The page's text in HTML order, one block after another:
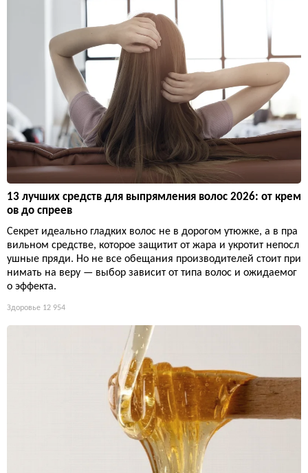
13 лучших средств для выпрямления волос 2026: от крем
ов до спреев
Секрет идеально гладких волос не в дорогом утюжке, а в пра
вильном средстве, которое защитит от жара и укротит непосл
ушные пряди. Но не все обещания производителей стоит при
нимать на веру — выбор зависит от типа волос и ожидаемог
о эффекта.
Здоровье 12 954